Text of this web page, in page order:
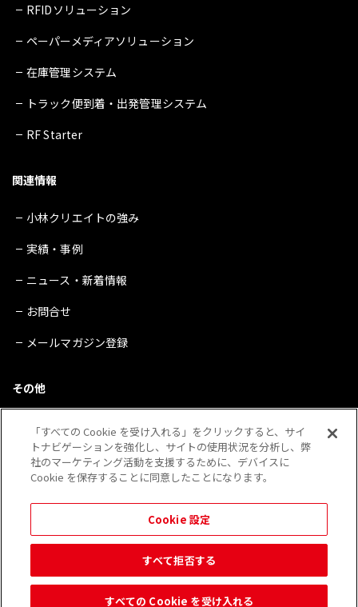
RFIDソリューション
ペーパーメディアソリューション
在庫管理システム
トラック便到着・出発管理システム
RF Starter
関連情報
小林クリエイトの強み
実績・事例
ニュース・新着情報
お問合せ
メールマガジン登録
その他
サイトマップ
プライバシーポリシー
会社概要
その他、当Webサイトに記載されている企業・団体・製品・サービス等の表示は 各社の登録
商標であることがあります。
「すべての Cookie を受け入れる」をクリックすると、サイ
トナビゲーションを強化し、サイトの使用状況を分析し、弊
社のマーケティング活動を支援するために、デバイスに
Cookie を保存することに同意したことになります。
Cookie 設定
すべて拒否する
すべての Cookie を受け入れる